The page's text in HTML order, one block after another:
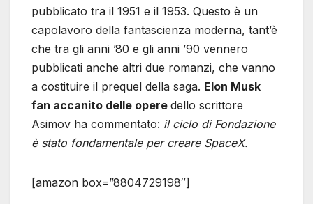
pubblicato tra il 1951 e il 1953. Questo è un
capolavoro della fantascienza moderna, tant’è
che tra gli anni ’80 e gli anni ’90 vennero
pubblicati anche altri due romanzi, che vanno
a costituire il prequel della saga. Elon Musk
fan accanito delle opere dello scrittore
Asimov ha commentato: il ciclo di Fondazione
è stato fondamentale per creare SpaceX.
[amazon box=”8804729198″]